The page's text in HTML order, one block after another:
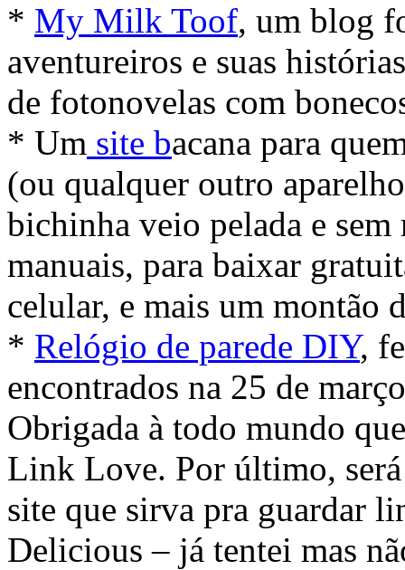
* My Milk Toof, um blog
aventureiros e suas
de fotonovelas com
* Um site bacana para
(ou qualquer outro
bichinha veio pelada e
manuais, para baixar
celular, e mais um montão
* Relógio de parede DIY,
encontrados na 25 de
Obrigada à todo mundo
Link Love. Por último,
site que sirva pra guardar
Delicious – já tentei mas